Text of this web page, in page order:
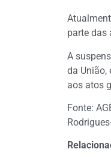
parte das
A
da União,
aos atos
Fonte: